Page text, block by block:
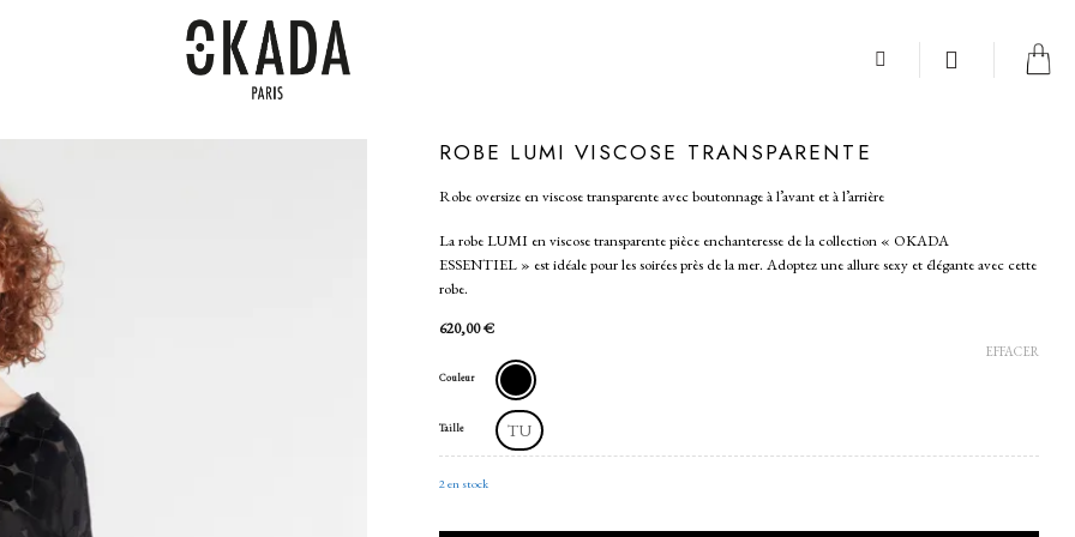
ROBE LUMI VISCOSE TRANSPARENTE
Robe oversize en viscose transparente avec boutonnage à l’avant et à l’arrière
La robe LUMI en viscose transparente pièce enchanteresse de la collection « OKADA
ESSENTIEL » est idéale pour les soirées près de la mer. Adoptez une allure sexy et élégante avec cette
robe.
620,00€
Couleur
Taille TU
EFFACER
2 en stock